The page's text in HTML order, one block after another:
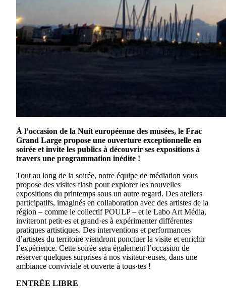
À l’occasion de la Nuit européenne des musées, le Frac
Grand Large propose une ouverture exceptionnelle en
soirée et invite les publics à découvrir ses expositions à
travers une programmation inédite !
Tout au long de la soirée, notre équipe de médiation vous
propose des visites flash pour explorer les nouvelles
expositions du printemps sous un autre regard. Des ateliers
participatifs, imaginés en collaboration avec des artistes de la
région – comme le collectif POULP – et le Labo Art Média,
inviteront petit·es et grand·es à expérimenter différentes
pratiques artistiques. Des interventions et performances
d’artistes du territoire viendront ponctuer la visite et enrichir
l’expérience. Cette soirée sera également l’occasion de
réserver quelques surprises à nos visiteur·euses, dans une
ambiance conviviale et ouverte à tous·tes !
ENTRÉE LIBRE